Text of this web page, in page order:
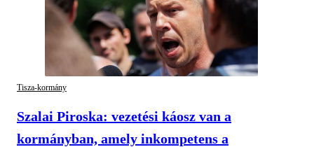
Tisza-kormány
Szalai Piroska: vezetési káosz van a
kormányban, amely inkompetens a